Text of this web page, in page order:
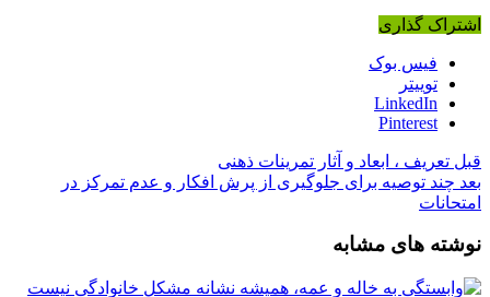
اشتراک گذاری
فیس بوک
توییتر
LinkedIn
Pinterest
قبل تعریف ، ابعاد و آثار تمرینات ذهنی
بعد چند توصیه برای جلوگیری از پرش افکار و عدم تمرکز در
امتحانات
نوشته های مشابه